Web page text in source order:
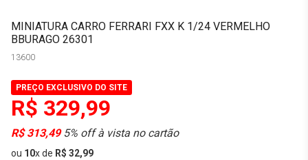
MINIATURA CARRO FERRARI FXX K 1/24 VERMELHO
BBURAGO 26301
13600
PREÇO EXCLUSIVO DO SITE
R$ 329,99
R$ 313,495% off à vista no cartão
ou 10xde R$ 32,99